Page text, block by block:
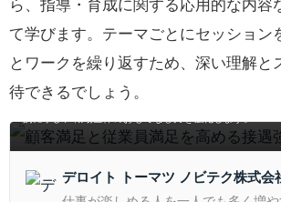
ら、指導・育成に関する応用的な内容
て学びます。テーマごとにセッション
とワークを繰り返すため、深い理解と
待できるでしょう。
顧客満足と従業員満足を高める接遇
顧客満足と従業員満足を両立するための接遇力や指導力
デロイト トーマツ ノビテク株式会